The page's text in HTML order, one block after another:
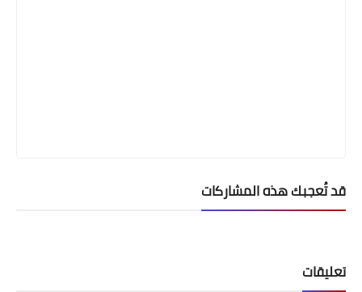
قد تُعجبك هذه المشاركات
تعليقات